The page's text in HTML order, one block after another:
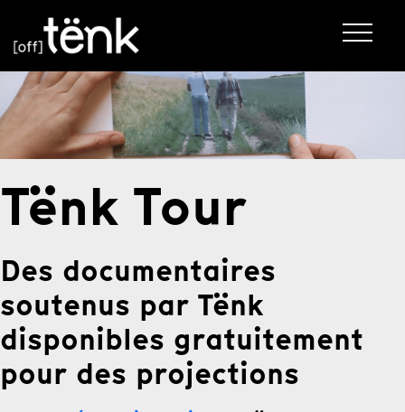
Tënk Tour
Des documentaires
soutenus par Tënk
disponibles gratuitement
pour des projections